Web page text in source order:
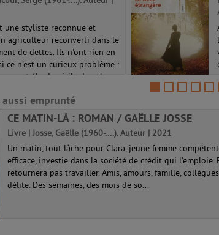
une styliste reconnue et
agriculteur reconverti dans le
de dettes. Ils n'ont rien en
ce n'est un curieux problème :
ont élu domicile dans la
emprunté
CE MATIN-LÀ : ROMAN / GAËLLE JOSSE
Livre | Josse, Gaëlle (1960-....). Auteur | 2021
Un matin, tout lâche pour Clara, jeune femme
efficace, investie dans la société de crédit qui l'emploie.
retournera pas travailler. Amis, amours, famille,
délite. Des semaines, des mois de so...